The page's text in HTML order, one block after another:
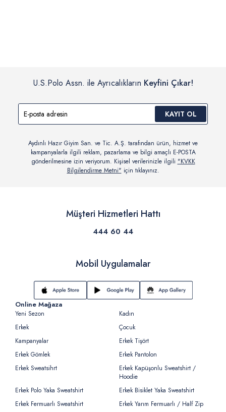
U.S.Polo Assn. ile Ayrıcalıkların Keyfini Çıkar!
KAYIT OL
Aydınlı Hazır Giyim San. ve Tic. A.Ş. tarafından ürün, hizmet ve
kampanyalarla ilgili reklam, pazarlama ve bilgi amaçlı E-POSTA
gönderilmesine izin veriyorum. Kişisel verilerinizle ilgili "KVKK
Bilgilendirme Metni" için tıklayınız.
Müşteri Hizmetleri Hattı
444 60 44
Mobil Uygulamalar
Online Mağaza
Yeni Sezon
Kadın
Erkek
Çocuk
Kampanyalar
Erkek Tişört
Erkek Gömlek
Erkek Pantolon
Erkek Sweatsihrt
Erkek Kapüşonlu Sweatshirt /
Hoodie
Erkek Polo Yaka Sweatshirt
Erkek Bisiklet Yaka Sweatshirt
Erkek Fermuarlı Sweatshirt
Erkek Yarım Fermuarlı / Half Zip